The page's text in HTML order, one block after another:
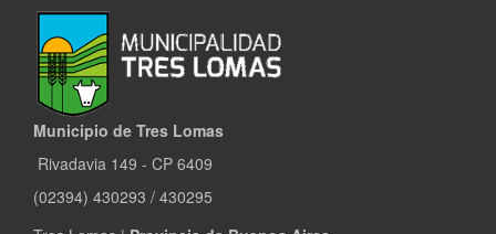
Municipio de Tres Lomas
Rivadavia 149 - CP 6409
(02394) 430293 / 430295